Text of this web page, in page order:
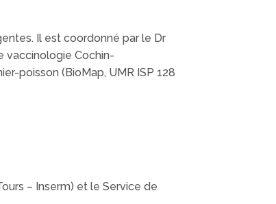
Il est coordonné par le Dr
vaccinologie Cochin-
poisson (BioMap, UMR ISP 128
– Inserm) et le Service de